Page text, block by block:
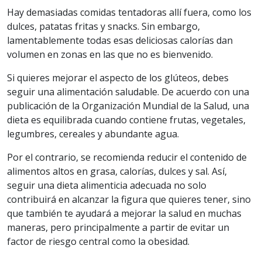
Hay demasiadas comidas tentadoras allí fuera, como los
dulces, patatas fritas y snacks. Sin embargo,
lamentablemente todas esas deliciosas calorías dan
volumen en zonas en las que no es bienvenido.
Si quieres mejorar el aspecto de los glúteos, debes
seguir una alimentación saludable. De acuerdo con una
publicación de la Organización Mundial de la Salud, una
dieta es equilibrada cuando contiene frutas, vegetales,
legumbres, cereales y abundante agua.
Por el contrario, se recomienda reducir el contenido de
alimentos altos en grasa, calorías, dulces y sal. Así,
seguir una dieta alimenticia adecuada no solo
contribuirá en alcanzar la figura que quieres tener, sino
que también te ayudará a mejorar la salud en muchas
maneras, pero principalmente a partir de evitar un
factor de riesgo central como la obesidad.